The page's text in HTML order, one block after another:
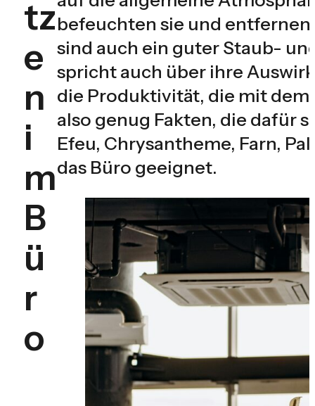
tz
e
n
i
m
B
ü
r
o
befeuchten sie und
sind auch ein guter Staub-
spricht auch über ihre
die Produktivität, die mit
also genug Fakten, die dafür
Efeu, Chrysantheme, Farn,
das Büro geeignet.